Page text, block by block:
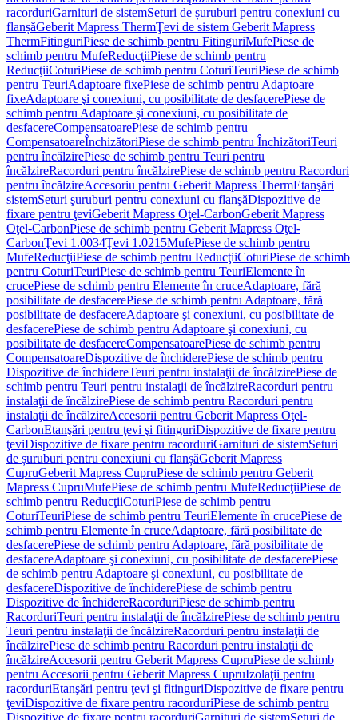
racorduriGarnituri de sistemSeturi de șuruburi pentru conexiuni cu
flanșăGeberit Mapress ThermŢevi de sistem Geberit Mapress
ThermFitinguriPiese de schimb pentru FitinguriMufePiese de
schimb pentru MufeReducţiiPiese de schimb pentru
ReducţiiCoturiPiese de schimb pentru CoturiTeuriPiese de schimb
pentru TeuriAdaptoare fixePiese de schimb pentru Adaptoare
fixeAdaptoare şi conexiuni, cu posibilitate de desfacerePiese de
schimb pentru Adaptoare şi conexiuni, cu posibilitate de
desfacereCompensatoarePiese de schimb pentru
CompensatoareÎnchizătoriPiese de schimb pentru ÎnchizătoriTeuri
pentru încălzirePiese de schimb pentru Teuri pentru
încălzireRacorduri pentru încălzirePiese de schimb pentru Racorduri
pentru încălzireAccesoriu pentru Geberit Mapress ThermEtanşări
sistemSeturi şuruburi pentru conexiuni cu flanşăDispozitive de
fixare pentru ţeviGeberit Mapress Oţel-CarbonGeberit Mapress
Oţel-CarbonPiese de schimb pentru Geberit Mapress Oţel-
CarbonŢevi 1.0034Ţevi 1.0215MufePiese de schimb pentru
MufeReducţiiPiese de schimb pentru ReducţiiCoturiPiese de schimb
pentru CoturiTeuriPiese de schimb pentru TeuriElemente în
crucePiese de schimb pentru Elemente în cruceAdaptoare, fără
posibilitate de desfacerePiese de schimb pentru Adaptoare, fără
posibilitate de desfacereAdaptoare şi conexiuni, cu posibilitate de
desfacerePiese de schimb pentru Adaptoare şi conexiuni, cu
posibilitate de desfacereCompensatoarePiese de schimb pentru
CompensatoareDispozitive de închiderePiese de schimb pentru
Dispozitive de închidereTeuri pentru instalaţii de încălzirePiese de
schimb pentru Teuri pentru instalaţii de încălzireRacorduri pentru
instalaţii de încălzirePiese de schimb pentru Racorduri pentru
instalaţii de încălzireAccesorii pentru Geberit Mapress Oţel-
CarbonEtanşări pentru ţevi şi fitinguriDispozitive de fixare pentru
ţeviDispozitive de fixare pentru racorduriGarnituri de sistemSeturi
de șuruburi pentru conexiuni cu flanșăGeberit Mapress
CupruGeberit Mapress CupruPiese de schimb pentru Geberit
Mapress CupruMufePiese de schimb pentru MufeReducţiiPiese de
schimb pentru ReducţiiCoturiPiese de schimb pentru
CoturiTeuriPiese de schimb pentru TeuriElemente în crucePiese de
schimb pentru Elemente în cruceAdaptoare, fără posibilitate de
desfacerePiese de schimb pentru Adaptoare, fără posibilitate de
desfacereAdaptoare şi conexiuni, cu posibilitate de desfacerePiese
de schimb pentru Adaptoare şi conexiuni, cu posibilitate de
desfacereDispozitive de închiderePiese de schimb pentru
Dispozitive de închidereRacorduriPiese de schimb pentru
RacorduriTeuri pentru instalaţii de încălzirePiese de schimb pentru
Teuri pentru instalaţii de încălzireRacorduri pentru instalaţii de
încălzirePiese de schimb pentru Racorduri pentru instalaţii de
încălzireAccesorii pentru Geberit Mapress CupruPiese de schimb
pentru Accesorii pentru Geberit Mapress CupruIzolaţii pentru
racorduriEtanşări pentru ţevi şi fitinguriDispozitive de fixare pentru
ţeviDispozitive de fixare pentru racorduriPiese de schimb pentru
Dispozitive de fixare pentru racorduriGarnituri de sistemSeturi de